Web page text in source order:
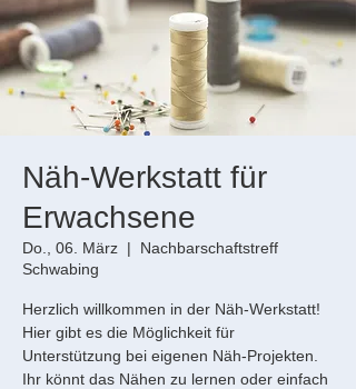
Näh-Werkstatt für
Erwachsene
Do., 06. März
  |
Nachbarschaftstreff
Schwabing
Herzlich willkommen in der Näh-Werkstatt!
Hier gibt es die Möglichkeit für
Unterstützung bei eigenen Näh-Projekten.
Ihr könnt das Nähen zu lernen oder einfach